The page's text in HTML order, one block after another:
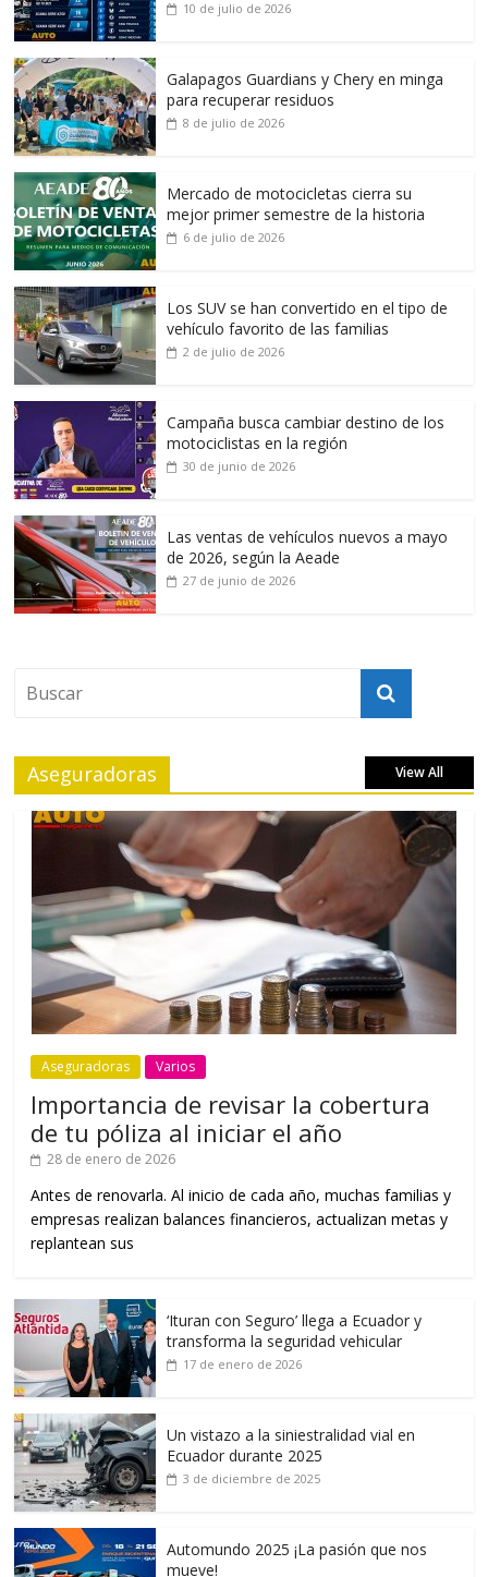
10 de julio de 2026
Galapagos Guardians y Chery en minga
para recuperar residuos
8 de julio de 2026
Mercado de motocicletas cierra su
mejor primer semestre de la historia
6 de julio de 2026
Los SUV se han convertido en el tipo de
vehículo favorito de las familias
2 de julio de 2026
Campaña busca cambiar destino de los
motociclistas en la región
30 de junio de 2026
Las ventas de vehículos nuevos a mayo
de 2026, según la Aeade
27 de junio de 2026
Aseguradoras View All
Aseguradoras Varios
Importancia de revisar la cobertura
de tu póliza al iniciar el año
28 de enero de 2026
Antes de renovarla. Al inicio de cada año, muchas familias y
empresas realizan balances financieros, actualizan metas y
replantean sus
‘Ituran con Seguro’ llega a Ecuador y
transforma la seguridad vehicular
17 de enero de 2026
Un vistazo a la siniestralidad vial en
Ecuador durante 2025
3 de diciembre de 2025
Automundo 2025 ¡La pasión que nos
mueve!